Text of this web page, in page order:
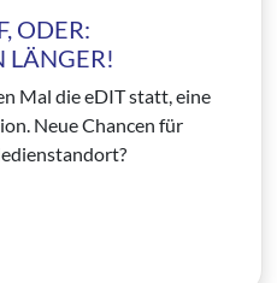
ODER:
LÄNGER!
Mal die eDIT statt, eine
Neue Chancen für